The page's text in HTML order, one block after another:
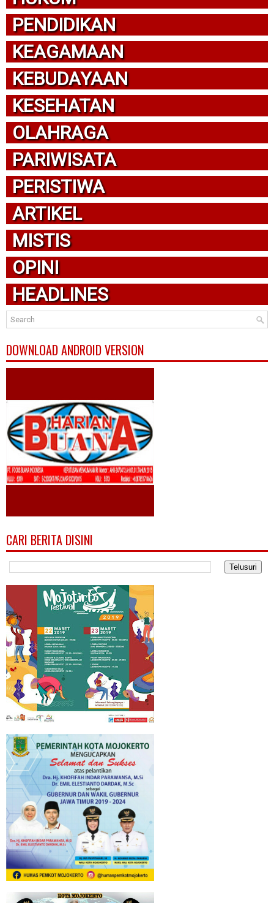
PENDIDIKAN
KEAGAMAAN
KEBUDAYAAN
KESEHATAN
OLAHRAGA
PARIWISATA
PERISTIWA
ARTIKEL
MISTIS
OPINI
HEADLINES
DOWNLOAD ANDROID VERSION
CARI BERITA DISINI